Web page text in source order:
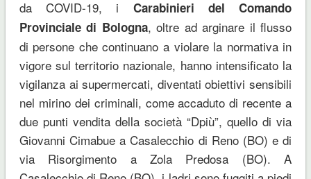
da COVID-19, i Carabinieri del Comando
Provinciale di Bologna, oltre ad arginare il flusso
di persone che continuano a violare la normativa in
vigore sul territorio nazionale, hanno intensificato la
vigilanza ai supermercati, diventati obiettivi sensibili
nel mirino dei criminali, come accaduto di recente a
due punti vendita della società “Dpiù”, quello di via
Giovanni Cimabue a Casalecchio di Reno (BO) e di
via Risorgimento a Zola Predosa (BO). A